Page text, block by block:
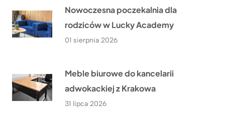
Nowoczesna poczekalnia dla
rodziców w Lucky Academy
01 sierpnia 2026
Meble biurowe do kancelarii
adwokackiej z Krakowa
31 lipca 2026